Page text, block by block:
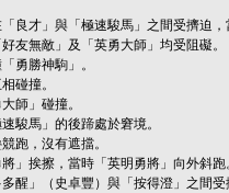
良才」與「極速駿馬」之間受擠迫
友無敵」及「英勇大師」均受阻礙。
勇勝神駒」。
碰撞。
師」碰撞。
駿馬」的後蹄處於窘境。
跑，沒有遮擋。
」挨擦，當時「英明勇將」向外斜跑
醒」（史卓豐）與「按得澄」之間